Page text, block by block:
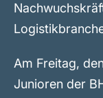
Am Freitag,
Junioren der